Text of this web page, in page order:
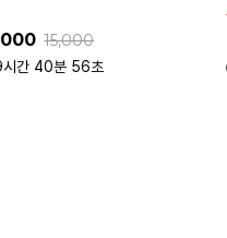
10,000
간 40분 56초